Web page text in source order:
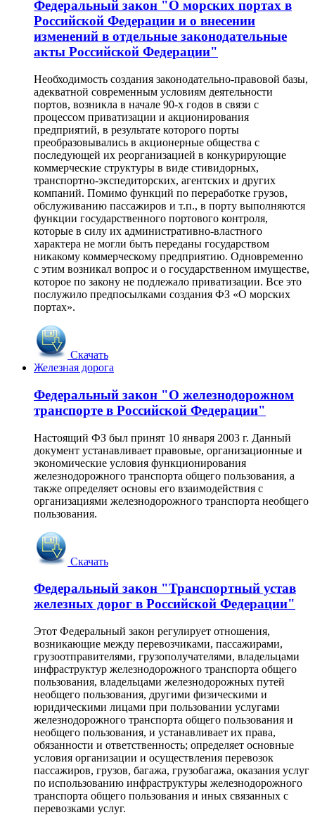
Федеральный закон "О морских портах в
Российской Федерации и о внесении
изменений в отдельные законодательные
акты Российской Федерации"
Необходимость создания законодательно-правовой базы,
адекватной современным условиям деятельности
портов, возникла в начале 90-х годов в связи с
процессом приватизации и акционирования
предприятий, в результате которого порты
преобразовывались в акционерные общества с
последующей их реорганизацией в конкурирующие
коммерческие структуры в виде стивидорных,
транспортно-экспедиторских, агентских и других
компаний. Помимо функций по переработке грузов,
обслуживанию пассажиров и т.п., в порту выполняются
функции государственного портового контроля,
которые в силу их административно-властного
характера не могли быть переданы государством
никакому коммерческому предприятию. Одновременно
с этим возникал вопрос и о государственном имуществе,
которое по закону не подлежало приватизации. Все это
послужило предпосылками создания ФЗ «О морских
портах».
Скачать
Железная дорога
Федеральный закон "О железнодорожном
транспорте в Российской Федерации"
Настоящий ФЗ был принят 10 января 2003 г. Данный
документ устанавливает правовые, организационные и
экономические условия функционирования
железнодорожного транспорта общего пользования, а
также определяет основы его взаимодействия с
организациями железнодорожного транспорта необщего
пользования.
Скачать
Федеральный закон "Транспортный устав
железных дорог в Российской Федерации"
Этот Федеральный закон регулирует отношения,
возникающие между перевозчиками, пассажирами,
грузоотправителями, грузополучателями, владельцами
инфраструктур железнодорожного транспорта общего
пользования, владельцами железнодорожных путей
необщего пользования, другими физическими и
юридическими лицами при пользовании услугами
железнодорожного транспорта общего пользования и
необщего пользования, и устанавливает их права,
обязанности и ответственность; определяет основные
условия организации и осуществления перевозок
пассажиров, грузов, багажа, грузобагажа, оказания услуг
по использованию инфраструктуры железнодорожного
транспорта общего пользования и иных связанных с
перевозками услуг.